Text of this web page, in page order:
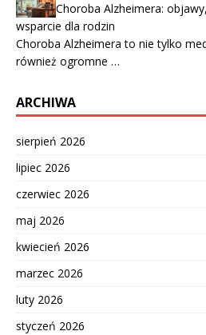
Choroba Alzheimera:
wsparcie dla rodzin
Choroba Alzheimera to nie tylko
również ogromne …
ARCHIWA
sierpień 2026
lipiec 2026
czerwiec 2026
maj 2026
kwiecień 2026
marzec 2026
luty 2026
styczeń 2026